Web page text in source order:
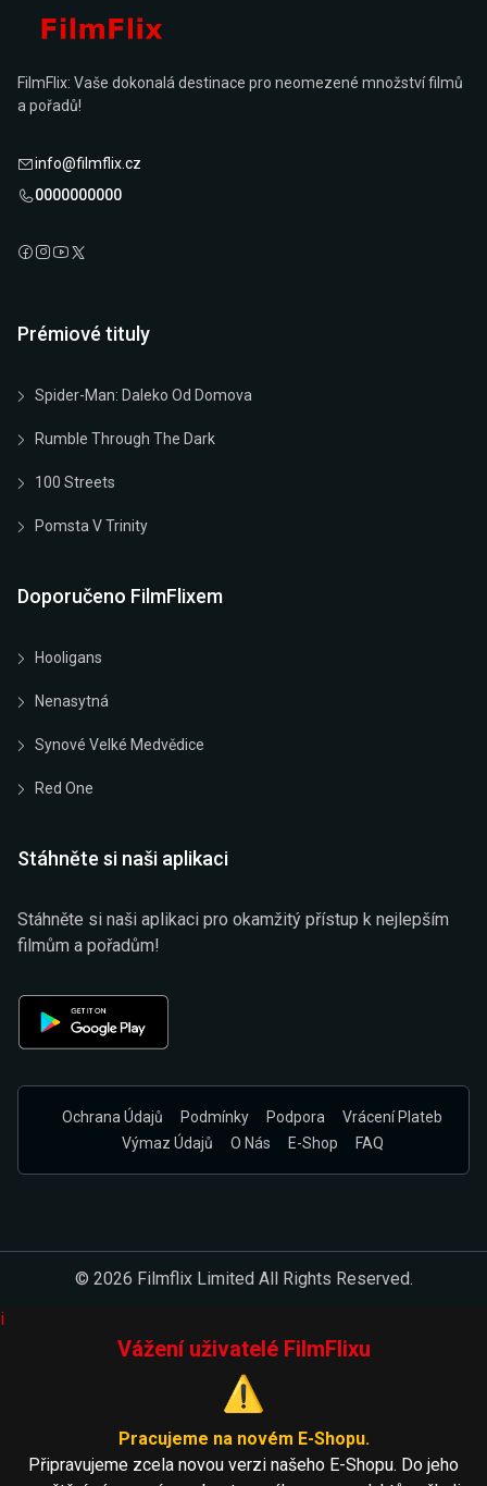
FilmFlix: Vaše dokonalá destinace pro neomezené množství filmů
a pořadů!
info@filmflix.cz
0000000000
Prémiové tituly
Spider-Man: Daleko Od Domova
Rumble Through The Dark
100 Streets
Pomsta V Trinity
Doporučeno FilmFlixem
Hooligans
Nenasytná
Synové Velké Medvědice
Red One
Stáhněte si naši aplikaci
Stáhněte si naši aplikaci pro okamžitý přístup k nejlepším
filmům a pořadům!
Ochrana Údajů Podmínky Podpora
Vrácení Plateb
Výmaz Údajů
O Nás E-Shop FAQ
© 2026 Filmflix Limited All Rights Reserved.
i
Vážení uživatelé FilmFlixu
⚠️
Pracujeme na novém E-Shopu.
Připravujeme zcela novou verzi našeho E-Shopu. Do jeho